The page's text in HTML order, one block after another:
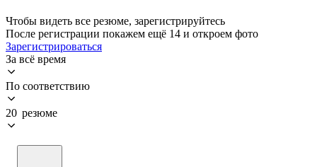
Чтобы видеть все резюме, зарегистрируйтесь
После регистрации покажем ещё 14 и откроем фото
Зарегистрироваться
За всё время
По соответствию
20 резюме